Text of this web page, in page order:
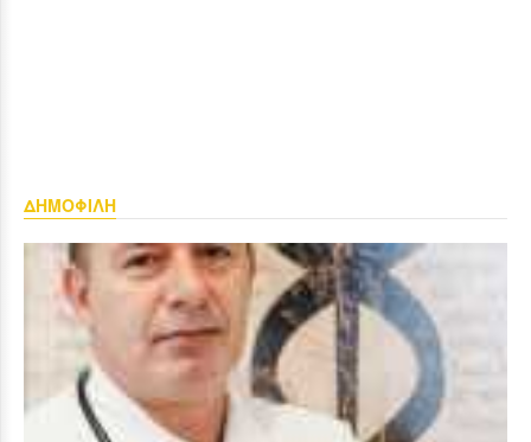
ΔΗΜΟΦΙΛΗ